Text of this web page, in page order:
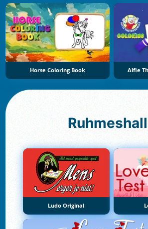
Horse Coloring Book Alfie
Ludo Original